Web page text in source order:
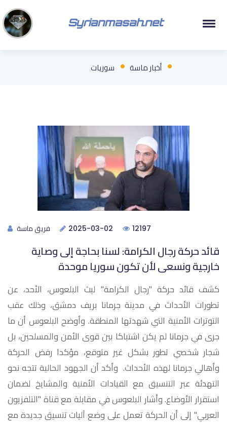
Syrianmasah.net
أخبار ماسة سوريات
فريق ماسة 2025-03-02 12197
قائد حركة رجال الكرامة: لسنا بحاجة إلى وصاية
خارجية ونسعى لأن تكون سوريا موحدة
كشف قائد حركة "رجال الكرامة" ليث البلعوس، الأحد، عن
تطورات الأحداث في مدينة جرمانا بريف دمشق، وذلك عقب
التوترات الأمنية التي شهدتها المنطقة. وأوضح البلعوس أن ما
جرى في جرمانا لم يكن اشتباكا بين قوى الأمن والمسلحين، بل
شجار شخصي تطور بشكل غير متوقع، مؤكدا رفض الحركة
وأهالي جرمانا لهذه الأحداث. وأكد أن الجهود الحالية تتجه نحو
التهدئة عبر التنسيق مع القيادات الأمنية والمشايخ لضمان
استقرار الأوضاع. وأشار البلعوس في مقابلة مع قناة "التلفزيون
العربي" إلى أن الحركة تعمل على وضع آليات تنسيق جديدة مع